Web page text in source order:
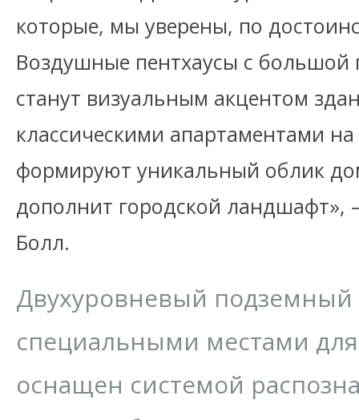
которые, мы уверены, по
Воздушные пентхаусы с
станут визуальным акцентом
классическими апартаментами
формируют уникальный облик
дополнит городской
Болл.
Двухуровневый подземный
специальными местами
оснащен системой